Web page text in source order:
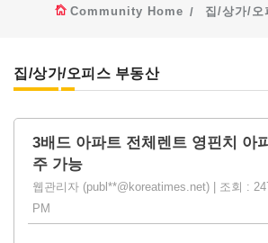
Community Home 집/상가/오
집/상가/오피스 부동산
3배드 아파트 전체렌트 영핀치 아
주 가능
웹관리자 (publ**@koreatimes.net) | 조회 :
PM